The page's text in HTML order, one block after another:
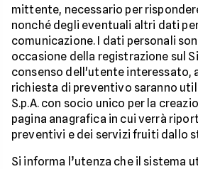
mittente, necessario per
nonché degli eventuali altri dati
comunicazione. I dati personali
occasione della registrazione sul
consenso dell'utente interessato,
richiesta di preventivo saranno
S.p.A. con socio unico per la
pagina anagrafica in cui verrà
preventivi e dei servizi fruiti dallo
Si informa l’utenza che il sistema